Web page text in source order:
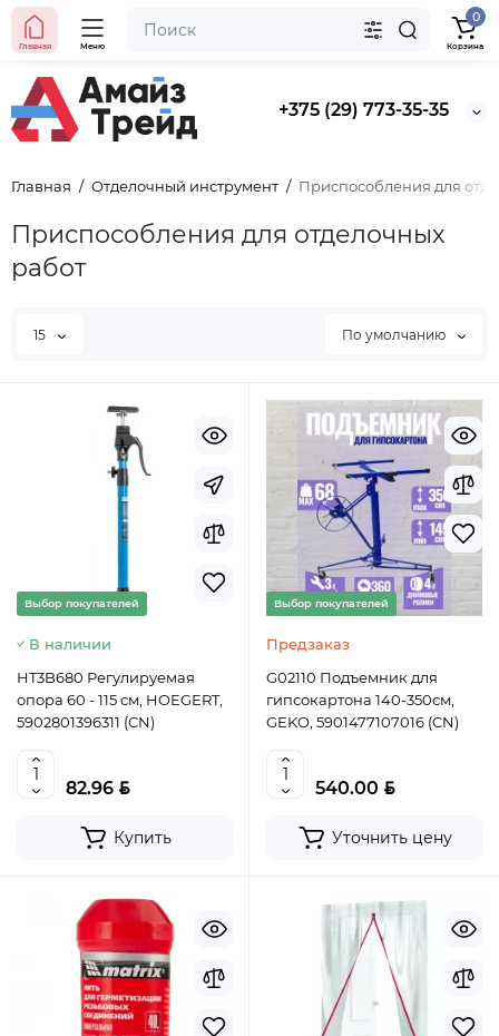
+375 (29) 773-35-35
Главная Меню
0
Корзина
Главная Отделочный инструмент Приспособления для
Приспособления для отделочных
работ
15 По умолчанию
Выбор покупателей
В наличии
HT3B680 Регулируемая
опора 60 - 115 см, HOEGERT,
5902801396311 (CN)
82.96 BYN
Купить
Выбор покупателей
Предзаказ
G02110 Подъемник для
гипсокартона 140-350см,
GEKO, 5901477107016 (CN)
540.00 BYN
Уточнить цену